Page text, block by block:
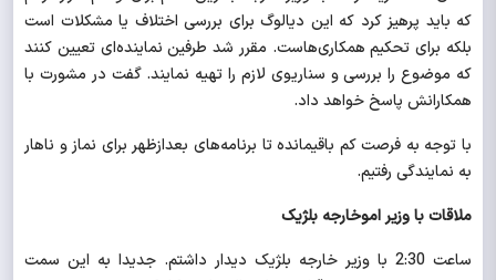
که باید پرهیز کرد که این دیالوگ برای بررسی اختلاف یا مشکلات است
بلکه برای تحکیم همکاری‌هاست. مقرر شد طرفین نماینده‌ای تعیین کنند
که موضوع را بررسی و سناریوی لازم را تهیه نمایند. گفت در مشورت با
همکارانش پاسخ خواهد داد.
با توجه به فرصت کم باقیمانده تا برنامه‌های بعدازظهر برای نماز و ناهار
به نمایندگی رفتیم.
ملاقات با وزیر اموخارجه بلژیک
ساعت 2:30 با وزیر خارجه بلژیک دیدار داشتم. جدیدا به این سمت